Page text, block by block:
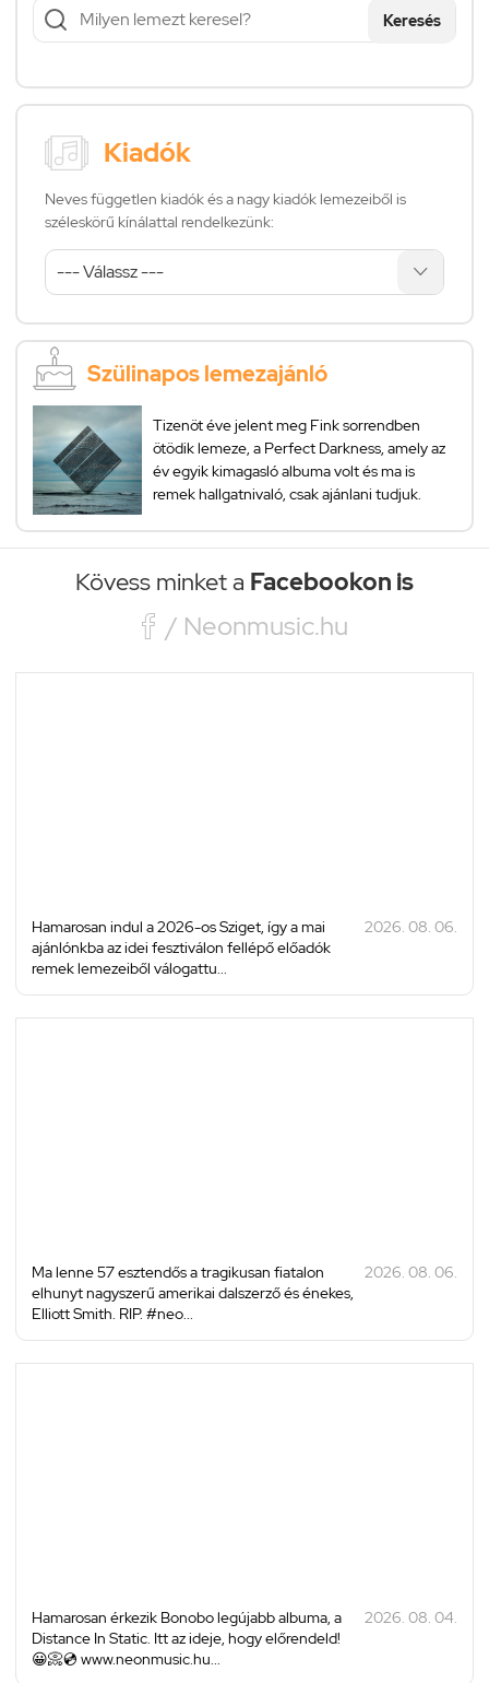
Keresés
Kiadók
Neves független kiadók és a nagy kiadók lemezeiből is
széleskörű kínálattal rendelkezünk:
Szülinapos lemezajánló
Tizenöt éve jelent meg Fink sorrendben
ötödik lemeze, a Perfect Darkness, amely az
év egyik kimagasló albuma volt és ma is
remek hallgatnivaló, csak ajánlani tudjuk.
Kövess minket a Facebookon is
 / Neonmusic.hu
Hamarosan indul a 2026-os Sziget, így a mai
ajánlónkba az idei fesztiválon fellépő előadók
remek lemezeiből válogattu...
2026. 08. 06.
Ma lenne 57 esztendős a tragikusan fiatalon
elhunyt nagyszerű amerikai dalszerző és énekes,
Elliott Smith. RIP. #neo...
2026. 08. 06.
Hamarosan érkezik Bonobo legújabb albuma, a
Distance In Static. Itt az ideje, hogy előrendeld!
😀📀💿 www.neonmusic.hu...
2026. 08. 04.